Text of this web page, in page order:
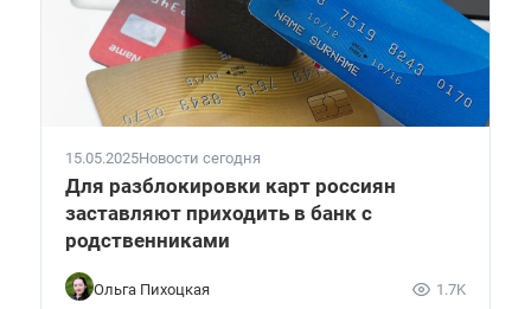
15.05.2025Новости сегодня
Для разблокировки карт россиян
заставляют приходить в банк с
родственниками
Ольга Пихоцкая 1.7K